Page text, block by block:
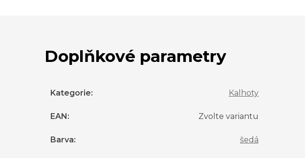
Doplňkové parametry
Kategorie: Kalhoty
EAN : Zvolte variantu
Barva: šedá